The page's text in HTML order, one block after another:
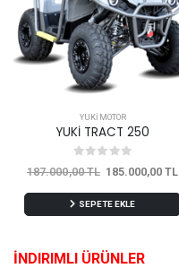
YUKİ MOTOR
YUKİ TRACT 250
187.000,00 TL 185.000,00 TL
SEPETE EKLE
İNDIRIMLI ÜRÜNLER